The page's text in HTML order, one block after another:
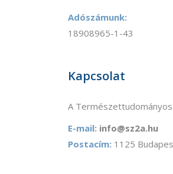
Adószámunk:
18908965-1-43
Kapcsolat
A
E-mail: info@sz2a.hu
Postacím: 1125